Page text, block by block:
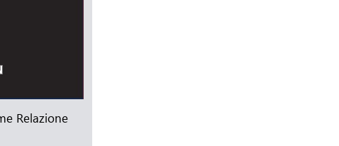
Relazione